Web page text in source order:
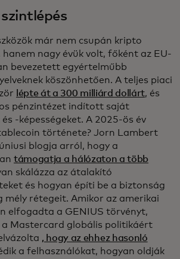
már nem csupán kripto
hanem nagy évük volt, főként az EU-
bevezetett egyértelműbb
köszönhetően. A teljes piaci
lépte át a 300 milliárd dollárt, és
pénzintézet indított saját
-képességeket. A 2025-ös év
története? Jorn Lambert
blogja arról, hogy a
támogatja a hálózaton a több
skálázza az átalakító
és hogyan építi be a biztonság
mély rétegeit. Amikor az amerikai
elfogadta a GENIUS törvényt,
a Mastercard globális politikáért
, hogy az ehhez hasonló
a felhasználókat, hogyan oldják